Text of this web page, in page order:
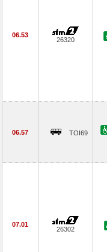
06.53
26320
06.57 TOI69
07.01
26302